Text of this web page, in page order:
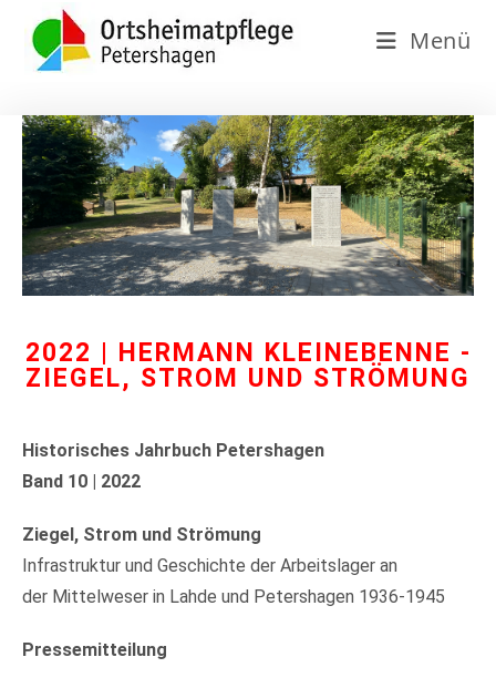
Menü
2022 | HERMANN KLEINEBENNE -
ZIEGEL, STROM UND STRÖMUNG
Historisches Jahrbuch Petershagen
Band 10 | 2022
Ziegel, Strom und Strömung
Infrastruktur und Geschichte der Arbeitslager an
der Mittelweser in Lahde und Petershagen 1936-1945
Pressemitteilung